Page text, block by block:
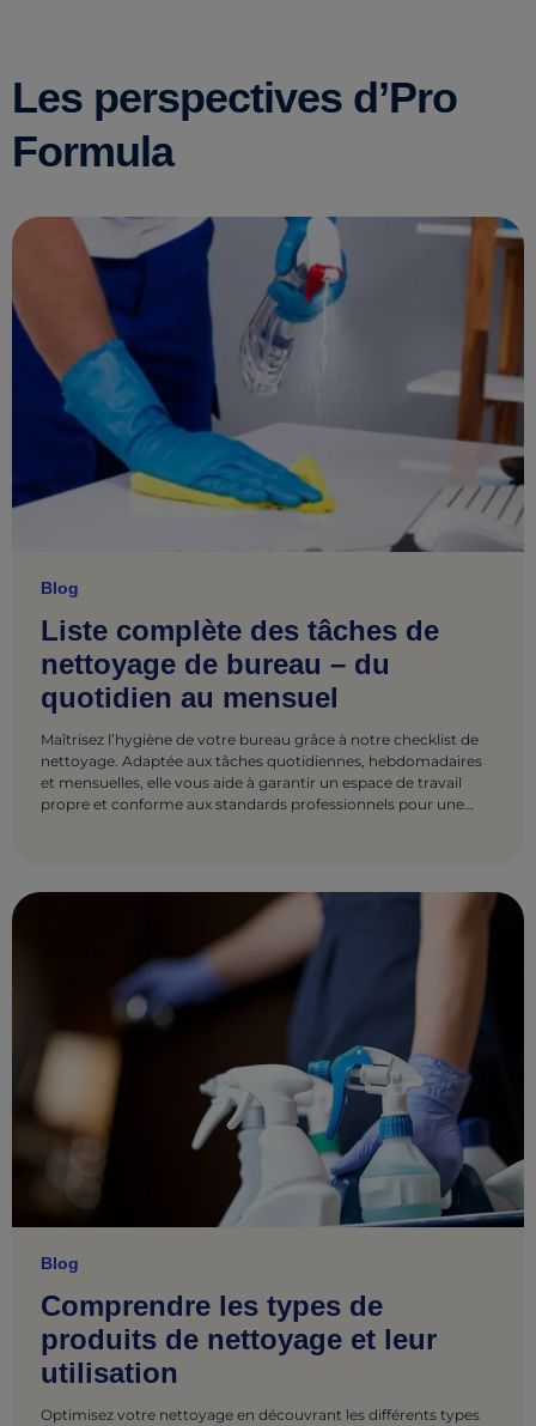
Les perspectives d’Pro
Formula
Blog
Liste complète des tâches de
nettoyage de bureau – du
quotidien au mensuel
Maîtrisez l’hygiène de votre bureau grâce à notre checklist de
nettoyage. Adaptée aux tâches quotidiennes, hebdomadaires
et mensuelles, elle vous aide à garantir un espace de travail
propre et conforme aux standards professionnels pour une
Blog
Comprendre les types de
produits de nettoyage et leur
utilisation
Optimisez votre nettoyage en découvrant les différents types